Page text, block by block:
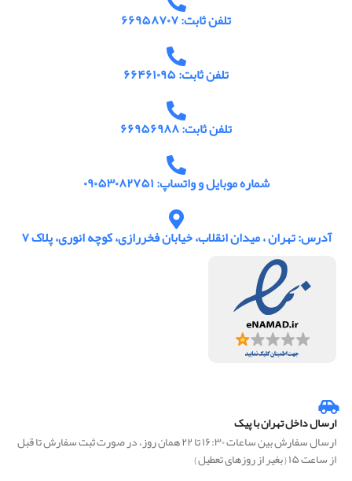
تلفن ثابت: ۶۶۹۵۸۷۰۷
تلفن ثابت: ۶۶۴۶۱۰۹۵
تلفن ثابت: ۶۶۹۵۶۹۸۸
شماره موبایل و واتساپ: ۰۹۰۵۳۰۸۲۷۵۱
آدرس: تهران ، میدان انقلاب، خیابان فخررازی، کوچه انوری، پلاک ۷
ارسال داخل تهران با پیک
ارسال سفارش بین ساعات ۱۶:۳۰ تا ۲۲ همان روز، در صورت ثبت سفارش تا قبل
از ساعت ۱۵ { بغیر از روزهای تعطیل }